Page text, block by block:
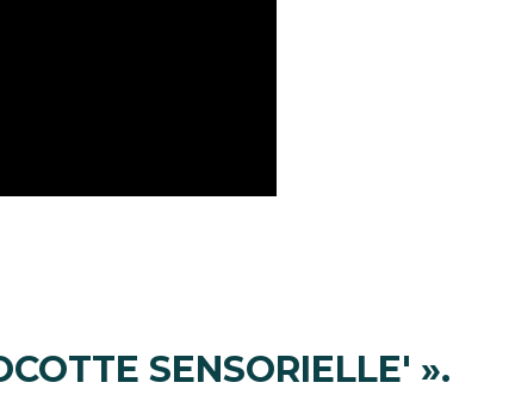
SENSORIELLE' ».